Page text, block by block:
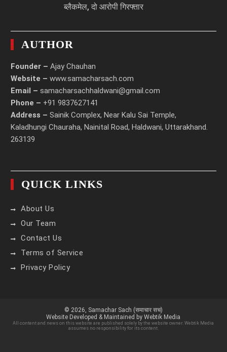
ब्लैकमेल, दो आरोपी गिरफ्तार
AUTHOR
Founder – Ajay Chauhan
Website – www.samacharsach.com
Email – samacharsachhaldwani@gmail.com
Phone – +91 9837627141
Address – Sainik Complex, Near Kalu Sai Temple,
Kaladhungi Chauraha, Nainital Road, Haldwani, Uttarakhand.
263139
QUICK LINKS
About Us
Our Team
Contact Us
Terms of Service
Privacy Policy
© 2026, Samachar Sach (समाचार सच)
Website Developed & Maintained by Webtik Media
All content and news on this website are published solely by the website owner. Webtik Media
assumes no responsibility for its content.